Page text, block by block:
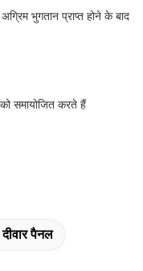
भुगतान प्राप्त होने के बाद
समायोजित करते हैं